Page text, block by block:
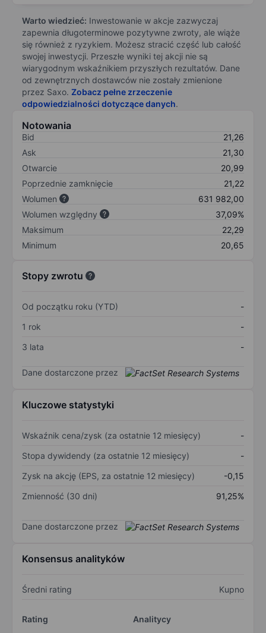
Warto wiedzieć: Inwestowanie w akcje zazwyczaj
zapewnia długoterminowe pozytywne zwroty, ale wiąże
się również z ryzykiem. Możesz stracić część lub całość
swojej inwestycji. Przeszłe wyniki tej akcji nie są
wiarygodnym wskaźnikiem przyszłych rezultatów. Dane
od zewnętrznych dostawców nie zostały zmienione
przez Saxo. Zobacz pełne zrzeczenie
odpowiedzialności dotyczące danych.
Notowania
Bid
21,26
Ask
21,30
Otwarcie
20,99
Poprzednie zamknięcie
21,22
Wolumen
631 982,00
Wolumen względny
37,09%
Maksimum
22,29
Minimum
20,65
Stopy zwrotu
Od początku roku (YTD)
-
1 rok
-
3 lata
-
Dane dostarczone przez
Kluczowe statystyki
Wskaźnik cena/zysk (za ostatnie 12 miesięcy)
-
Stopa dywidendy (za ostatnie 12 miesięcy)
-
Zysk na akcję (EPS, za ostatnie 12 miesięcy)
-0,15
Zmienność (30 dni)
91,25%
Dane dostarczone przez
Konsensus analityków
Średni rating Kupno
Rating
Analitycy